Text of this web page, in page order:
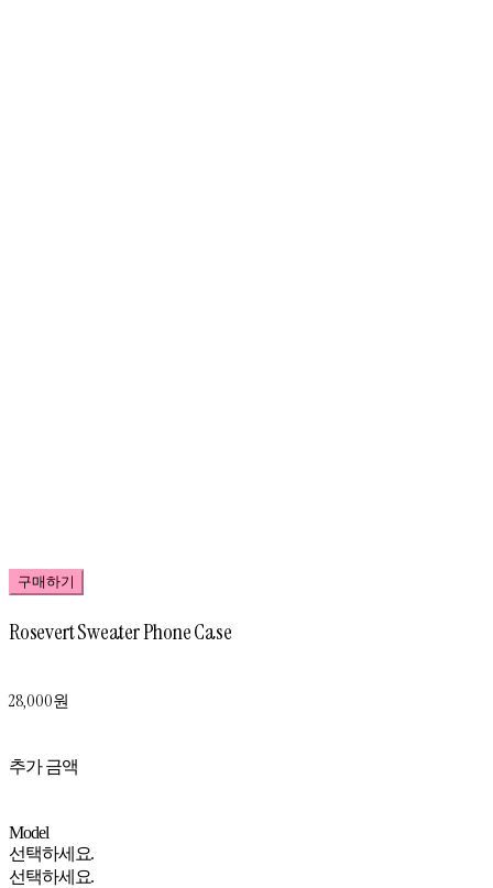
구매하기
Rosevert Sweater Phone Case
28,000원
추가 금액
Model
선택하세요.
선택하세요.